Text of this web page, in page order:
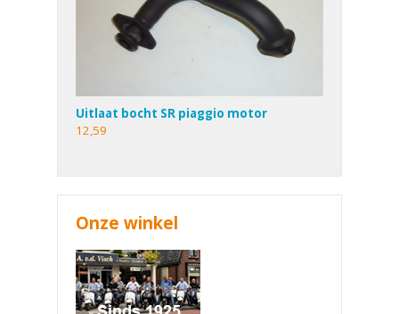
Uitlaat bocht SR piaggio motor
12,59
Onze winkel